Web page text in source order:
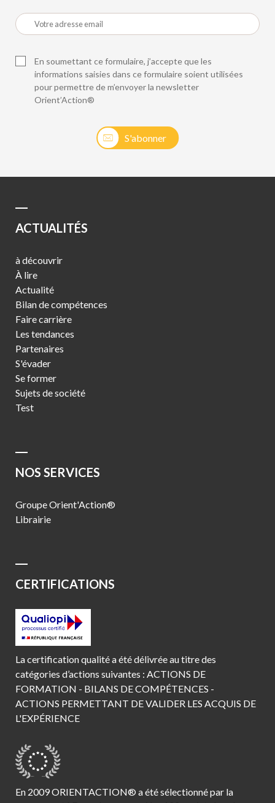
S'abonner
En soumettant ce formulaire, j’accepte que les
informations saisies dans ce formulaire soient utilisées
pour permettre de m’envoyer la newsletter
Orient’Action®
ACTUALITÉS
à découvrir
À lire
Actualité
Bilan de compétences
Faire carrière
Les tendances
Partenaires
S'évader
Se former
Sujets de société
Test
NOS SERVICES
Groupe Orient'Action®
Librairie
CERTIFICATIONS
La certification qualité a été délivrée au titre des
catégories d’actions suivantes : ACTIONS DE
FORMATION - BILANS DE COMPÉTENCES -
ACTIONS PERMETTANT DE VALIDER LES ACQUIS DE
L'EXPÉRIENCE
En 2009 ORIENTACTION® a été sélectionné par la